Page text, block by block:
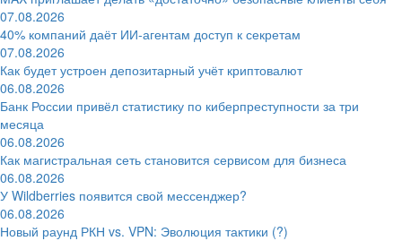
07.08.2026
40% компаний даёт ИИ‑агентам доступ к секретам
07.08.2026
Как будет устроен депозитарный учёт криптовалют
06.08.2026
Банк России привёл статистику по киберпреступности за три
месяца
06.08.2026
Как магистральная сеть становится сервисом для бизнеса
06.08.2026
У Wildberries появится свой мессенджер?
06.08.2026
Новый раунд РКН vs. VPN: Эволюция тактики (?)